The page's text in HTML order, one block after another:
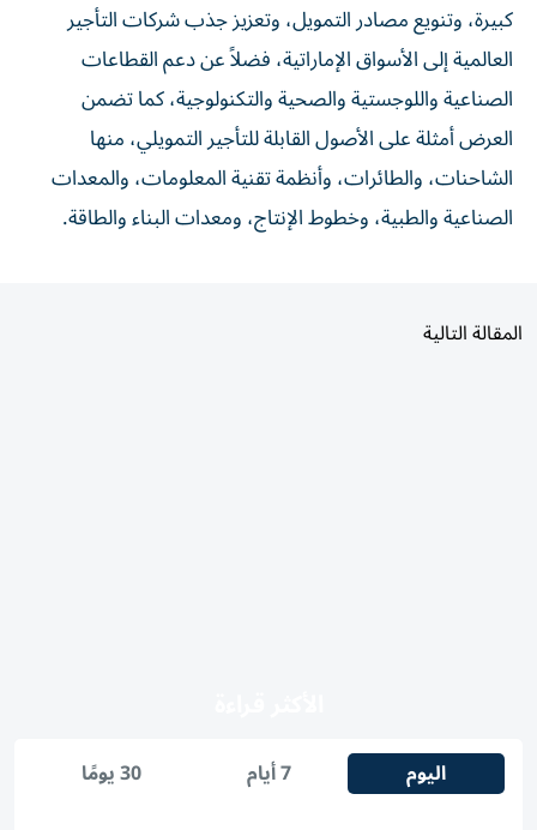
كبيرة، وتنويع مصادر التمويل، وتعزيز جذب شركات التأجير
العالمية إلى الأسواق الإماراتية، فضلاً عن دعم القطاعات
الصناعية واللوجستية والصحية والتكنولوجية، كما تضمن
العرض أمثلة على الأصول القابلة للتأجير التمويلي، منها
الشاحنات، والطائرات، وأنظمة تقنية المعلومات، والمعدات
الصناعية والطبية، وخطوط الإنتاج، ومعدات البناء والطاقة.
المقالة التالية
اليوم 7 أيام 30 يومًا